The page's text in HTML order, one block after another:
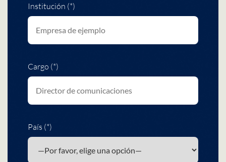
Institución (*)
Cargo (*)
País (*)